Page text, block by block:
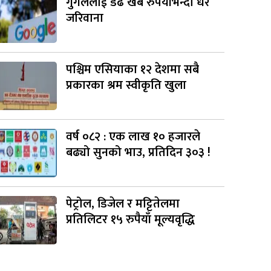
जरिवाना
पश्चिम एसियाका १२ देशमा सबै
प्रकारका श्रम स्वीकृति खुला
वर्ष ०८२ : एक लाख १० हजारले
बढ्यो सुनको भाउ, प्रतिदिन ३०३ !
पेट्रोल, डिजेल र मट्टितेलमा
प्रतिलिटर १५ रुपैयाँ मूल्यवृद्धि